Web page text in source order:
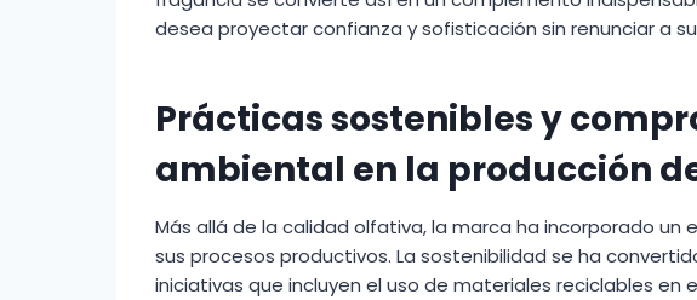
desea proyectar confianza y sofisticación sin renunciar a
Prácticas sostenibles y
ambiental en la producción
Más allá de la calidad olfativa, la marca ha incorporado un
sus procesos productivos. La sostenibilidad se ha
iniciativas que incluyen el uso de materiales reciclables en